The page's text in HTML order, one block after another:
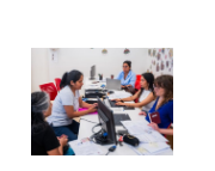
Curs d’estiu:
Formació
pastoral en
Ecologia
Integral: «La fe